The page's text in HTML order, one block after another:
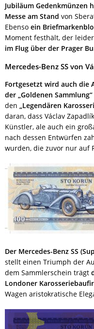
Jubiläum Gedenkmünzen
Messe am Stand von
Ebenso ein
Moment festhält, der
im Flug über der Prager
Mercedes-Benz SS von
Fortgesetzt wird auch die
der „Goldenen
den „Legendären
daran, dass Václav
Künstler, ale auch ein
nach dessen Entwürfen
wurden, die zuvor nur auf
Der Mercedes-Benz SS
stellt einen Triumph der
dem Sammlerschein trägt
Londoner
Wagen aristokratische